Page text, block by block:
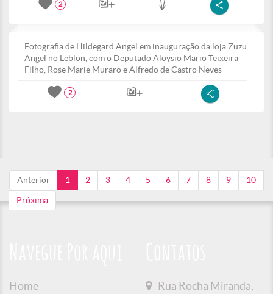
2
Fotografia de Hildegard Angel em inauguração da loja Zuzu
Angel no Leblon, com o Deputado Aloysio Mario Teixeira
Filho, Rose Marie Muraro e Alfredo de Castro Neves
2
Anterior 1 2 3 4 5 6 7 8 9 10
Próxima
Home
Rua Rocha Miranda,